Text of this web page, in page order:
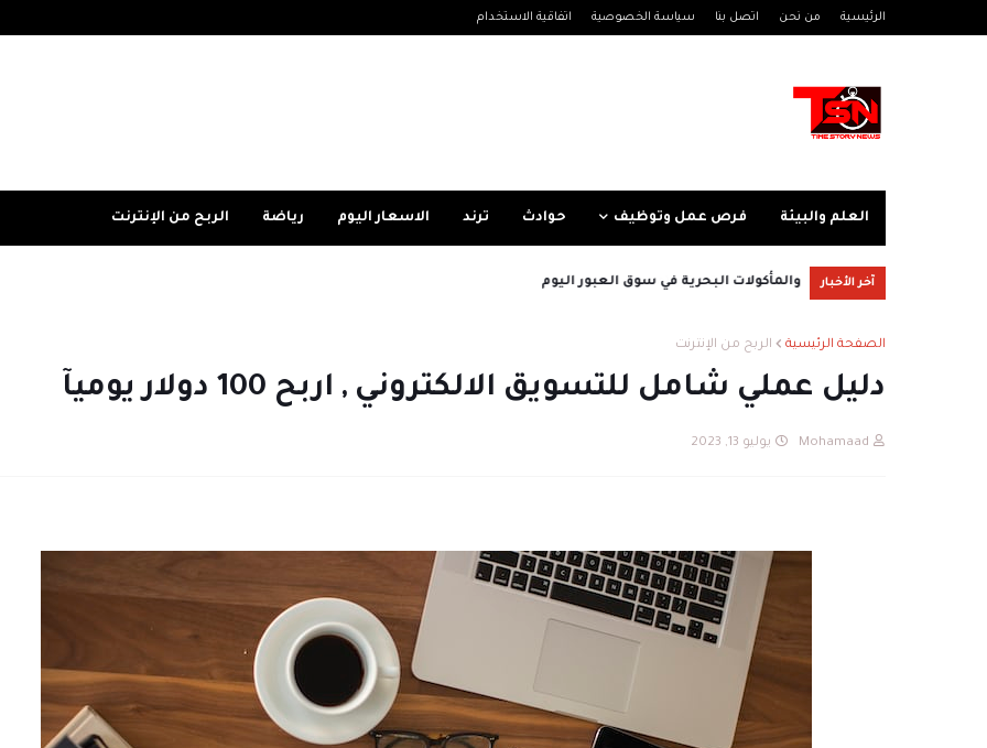
الرئيسية من نحن اتصل بنا سياسة الخصوصية اتفاقية الاستخدام
العلم والبيئة فرص عمل وتوظيف حوادث ترند الاسعار اليوم رياضة الربح من الإنترنت
آخر الأخبار سعر الدهب اليوم 3 يونيو (مصر)
الصفحة الرئيسية الربح من الإنترنت
دليل عملي شامل للتسويق الالكتروني , اربح 100 دولار يوميآ
Mohamaad يوليو 13, 2023